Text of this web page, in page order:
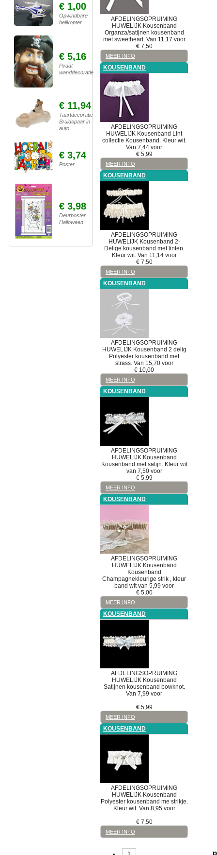
€ 1,00
Opwindbare
helikopter
€ 5,16
Piraat
wanddecoratie
€ 11,94
Taartdecoratie
Bruidspaar in
auto
€ 3,74
Poster
€ 3,98
Deurposter
Halloween
AFDELINGSOPRUIMING
HUWELIJK Kousenband
Organza/satijnen kousenband
met sweetheart. Van 11,17 voor
€ 7,50
MEER INFO
KOUSENBAND
AFDELINGSOPRUIMING
HUWELIJK Kousenband Lint
collectie Kousenband. Kleur wit.
Van 7,44 voor
€ 5,99
MEER INFO
KOUSENBAND
AFDELINGSOPRUIMING
HUWELIJK Kousenband 2-
Delige kousenband met linten.
Kleur wit. Van 11,14 voor
€ 7,50
MEER INFO
KOUSENBAND
AFDELINGSOPRUIMING
HUWELIJK Kousenband 2 delig
Polyester kousenband met
strass. Van 15,70 voor
€ 10,00
MEER INFO
KOUSENBAND
AFDELINGSOPRUIMING
HUWELIJK Kousenband
Kousenband met satijn. Kleur wit
van 7,50 voor
€ 5,99
MEER INFO
KOUSENBAND
AFDELINGSOPRUIMING
HUWELIJK Kousenband
Kousenband
Champagnekleurige strik , kleur
band wit van 5,99 voor
€ 5,00
MEER INFO
KOUSENBAND
AFDELINGSOPRUIMING
HUWELIJK Kousenband
Satijnen kousenband bowknot.
Van 7,99 voor
€ 5,99
MEER INFO
KOUSENBAND
AFDELINGSOPRUIMING
HUWELIJK Kousenband
Polyester kousenband me strikje.
Kleur wit. Van 8,95 voor
€ 7,50
MEER INFO